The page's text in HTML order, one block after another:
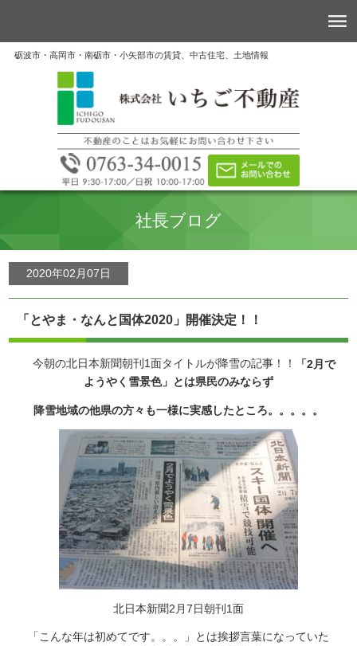
砺波市・高岡市・南砺市・小矢部市の賃貸、中古住宅、土地情報
社長ブログ
2020年02月07日
「とやま・なんと国体2020」開催決定！！
今朝の北日本新聞朝刊1面タイトルが降雪の記事！！
「2月で
ようやく雪景色」とは県民のみならず
降雪地域の他県の方々も一様に実感したところ。。。。。
北日本新聞2月7日朝刊1面
「こんな年は初めてです。。。」とは挨拶言葉になっていた